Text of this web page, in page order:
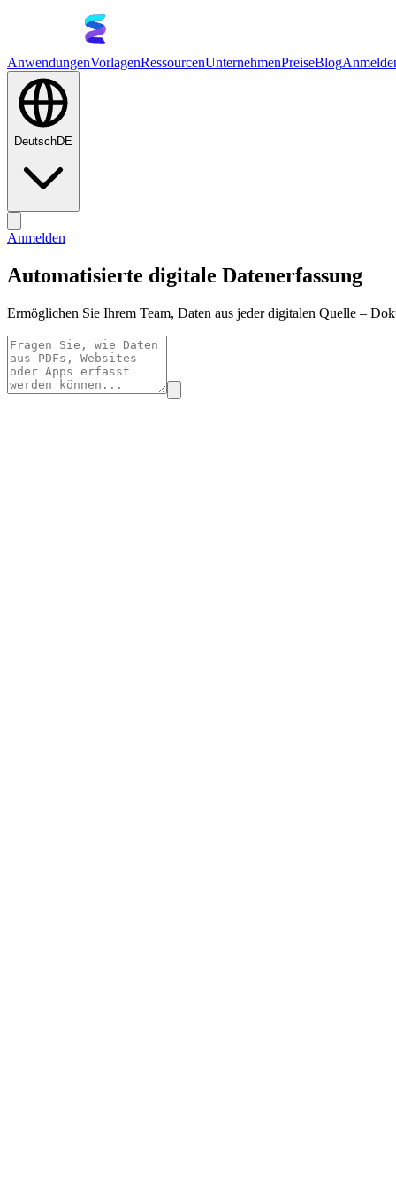
AnwendungenVorlagenRessourcenUnternehmenPreiseBlog
DeutschDE
Anmelden
Automatisierte digitale Datenerfassung
Ermöglichen Sie Ihrem Team, Daten aus jeder digitalen Quelle –